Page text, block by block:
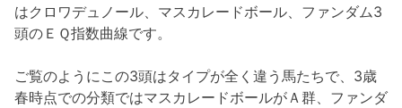
はクロワデュノール、マスカレードボール、ファンダム3
頭のＥＱ指数曲線です。
ご覧のようにこの3頭はタイプが全く違う馬たちで、3歳
春時点での分類ではマスカレードボールがＡ群、ファンダ